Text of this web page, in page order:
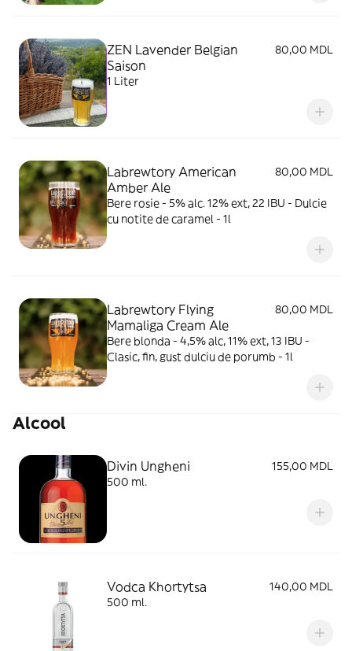
ZEN Lavender Belgian
Saison
80,00 MDL
1 Liter
Labrewtory American
Amber Ale
80,00 MDL
Bere rosie - 5% alc. 12% ext, 22 IBU - Dulcie
cu notite de caramel - 1l
Labrewtory Flying
Mamaliga Cream Ale
80,00 MDL
Bere blonda - 4,5% alc, 11% ext, 13 IBU -
Clasic, fin, gust dulciu de porumb - 1l
Alcool
Divin Ungheni
155,00 MDL
500 ml.
Vodca Khortytsa
140,00 MDL
500 ml.